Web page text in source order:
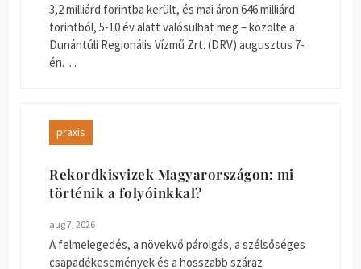
3,2 milliárd forintba került, és mai áron 646 milliárd
forintból, 5-10 év alatt valósulhat meg – közölte a
Dunántúli Regionális Vízmű Zrt. (DRV) augusztus 7-
én. ...
praxis
Rekordkisvizek Magyarországon: mi
történik a folyóinkkal?
aug 7, 2026
A felmelegedés, a növekvő párolgás, a szélsőséges
csapadékesemények és a hosszabb száraz